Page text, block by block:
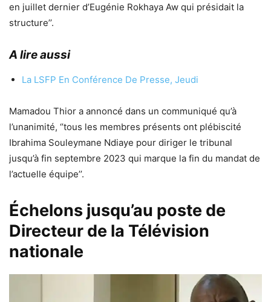
en juillet dernier d’Eugénie Rokhaya Aw qui présidait la
structure’’.
A lire aussi
La LSFP En Conférence De Presse, Jeudi
Mamadou Thior a annoncé dans un communiqué qu’à
l’unanimité, ‘’tous les membres présents ont plébiscité
Ibrahima Souleymane Ndiaye pour diriger le tribunal
jusqu’à fin septembre 2023 qui marque la fin du mandat de
l’actuelle équipe’’.
Échelons jusqu’au poste de
Directeur de la Télévision
nationale